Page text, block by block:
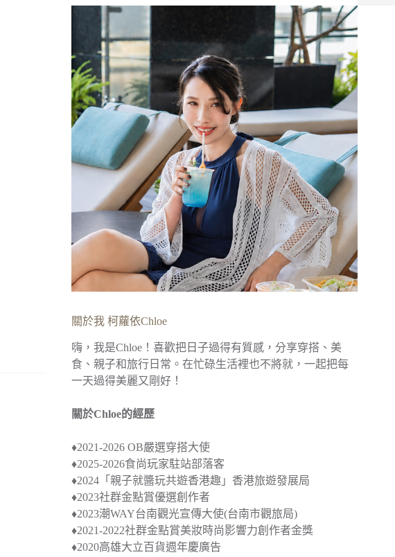
關於我 柯蘿依Chloe
嗨，我是Chloe！喜歡把日子過得有質感，分享穿搭、美
食、親子和旅行日常。在忙碌生活裡也不將就，一起把每
一天過得美麗又剛好！
關於Chloe的經歷
♦︎2021-2026 OB嚴選穿搭大使
♦︎2025-2026食尚玩家駐站部落客
♦︎2024 「親子就醬玩共遊香港趣」 香港旅遊發展局
♦︎2023社群金點賞優選創作者
♦︎2023潮WAY台南觀光宣傳大使(台南市觀旅局)
♦︎2021-2022社群金點賞美妝時尚影響力創作者金獎
♦︎2020高雄大立百貨週年慶廣告